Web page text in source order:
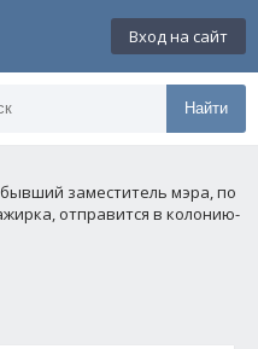
Вход на сайт
Найти
заместитель мэра, по
отправится в колонию-